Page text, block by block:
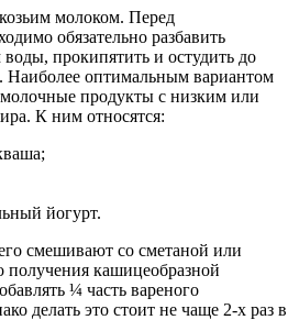
молоком. Перед
обязательно разбавить
прокипятить и остудить до
Наиболее оптимальным вариантом
продукты с низким или
К ним относятся:
йогурт.
смешивают со сметаной или
кашицеобразной
¼ часть вареного
делать это стоит не чаще 2-х раз в